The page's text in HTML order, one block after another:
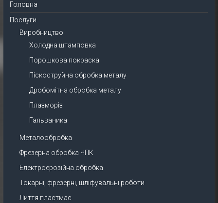
Головна
Послуги
Виробництво
Холодна штамповка
Порошкова покраска
Піскоструйна обробка металу
Дробомітна обробка металу
Плазморіз
Гальваника
Металообробка
Фрезерна обробка ЧПК
Електроерозійна обробка
Токарні, фрезерні, шліфувальні роботи
Лиття пластмас